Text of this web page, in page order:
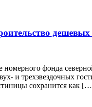
номерного фонда
и трехзвездочных
сохранится как